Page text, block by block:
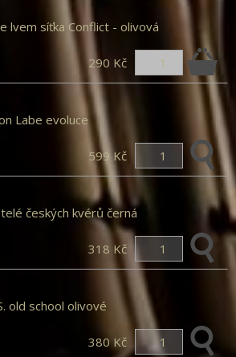
lvem síťka Conflict - olivová
290 Kč
Labe evoluce
599 Kč
českých kvérů černá
318 Kč
old school olivové
380 Kč